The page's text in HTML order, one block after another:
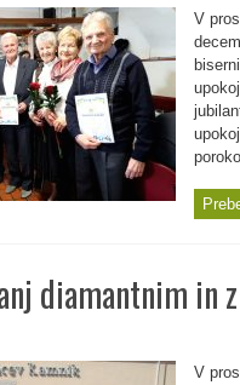
V
diamantnim in
V